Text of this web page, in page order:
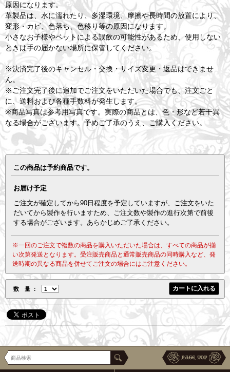
原因になります。
革製品は、水に濡れたり、多湿環境、摩擦や長時間の放置により、
変形・カビ、色落ち、色移り等の原因になります。
小さなお子様やペットによる誤飲の可能性があるため、使用しない
ときは手の届かない場所に保管してください。
※決済完了後のキャンセル・交換・サイズ変更・返品はできませ
ん。
※ご注文完了後に追加でご注文をいただいた場合でも、注文ごと
に、送料および各種手数料が発生します。
※商品写真は参考用写真です。実際の商品とは、色・形など若干異
なる場合がございます。予めご了承のうえ、ご購入ください。
この商品は予約商品です。
お届け予定
ご注文が確定してから90日程度を予定していますが、ご注文をいた
だいてから製作を行いますため、ご注文数や製作の進行次第で前後
する場合がございます。あらかじめご了承ください。
※一回のご注文で複数の商品を購入いただいた場合は、すべての商品が揃
い次第発送となります。受注販売商品と通常販売商品の同時購入など、発
送時期の異なる商品を併せてご注文の場合にはご注意ください。
数 量